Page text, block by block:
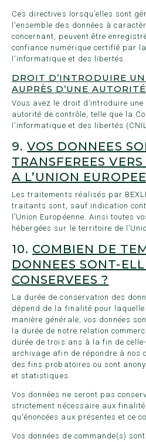
Ces directives lorsqu’elles sont
l'ensemble des données à
concernant, peuvent être
confiance numérique certifié par
l'informatique et des libertés.
DROIT D’INTRODUIRE
AUPRÈS D’UNE
Vous avez le droit d’introduire
autorité de contrôle, telle que la
l'informatique et des libertés (
9.VOS DONNEES
TRANSFEREES
A L’UNION
Les traitements réalisés par
traitants sont, sauf indication
l’Union Européenne. Ainsi toutes
hébergées sur le territoire de
10. COMBIEN DE
DONNEES SONT-
CONSERVEES ?
La durée de conservation des
dépend de la finalité pour laquelle
manière générale, vos données
la durée de notre relation
durée de trois ans à la fin de
archivage afin de répondre à nos
des fins probatoires ou sont
et statistiques.
Vos données ne seront pas
strictement nécessaire aux
qu'énoncées aux présentes et ce
Vos données de commande(s)